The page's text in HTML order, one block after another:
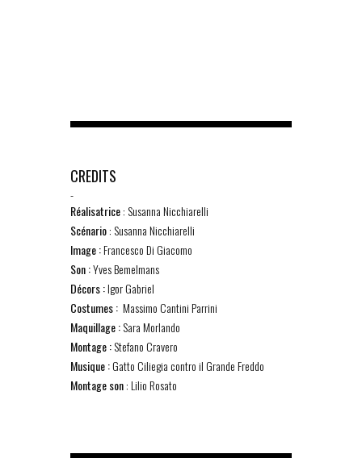
CREDITS
-
Réalisatrice: Susanna Nicchiarelli
Scénario: Susanna Nicchiarelli
Image :Francesco Di Giacomo
Son :Yves Bemelmans
Décors :Igor Gabriel
Costumes : Massimo Cantini Parrini
Maquillage :Sara Morlando
Montage :Stefano Cravero
Musique :Gatto Ciliegia contro il Grande Freddo
Montage son: Lilio Rosato